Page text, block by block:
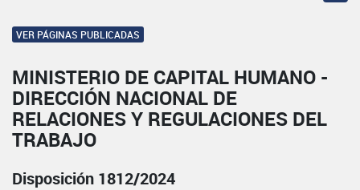
VER PÁGINAS PUBLICADAS
MINISTERIO DE CAPITAL HUMANO -
DIRECCIÓN NACIONAL DE
RELACIONES Y REGULACIONES DEL
TRABAJO
Disposición 1812/2024